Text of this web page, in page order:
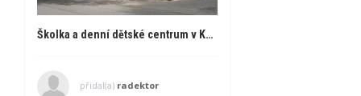
Školka a denní dětské centrum v Kasterlee
přidal(a) radektor